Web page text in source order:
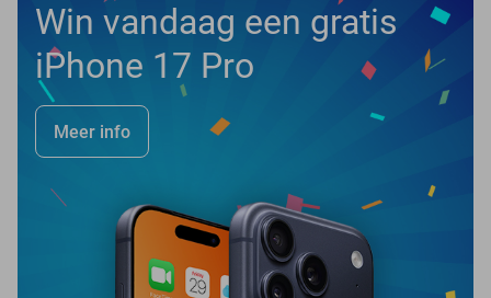
Win vandaag een gratis
iPhone 17 Pro
Meer info